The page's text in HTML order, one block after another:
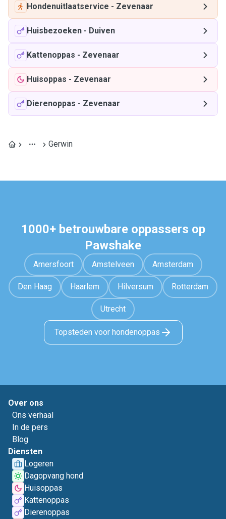
Hondenuitlaatservice - Zevenaar
Huisbezoeken - Duiven
Kattenoppas - Zevenaar
Huisoppas - Zevenaar
Dierenoppas - Zevenaar
Gerwin
1000+ betrouwbare oppassers op
Pawshake
Amersfoort Amstelveen Amsterdam
Den Haag Haarlem Hilversum Rotterdam
Utrecht
Topsteden voor hondenoppas
Over ons
Ons verhaal
In de pers
Blog
Diensten
Logeren
Dagopvang hond
Huisoppas
Kattenoppas
Dierenoppas